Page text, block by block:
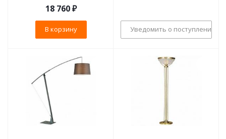
18 760₽
В корзину Уведомить о поступлении